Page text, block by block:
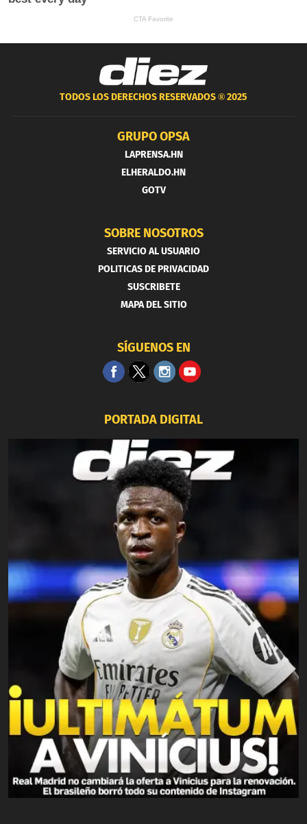
TODOS LOS DERECHOS RESERVADOS ®2025
GRUPO OPSA
LAPRENSA.HN
ELHERALDO.HN
GOTV
SOBRE NOSOTROS
SERVICIO AL USUARIO
POLITICAS DE PRIVACIDAD
SUSCRIBETE
MAPA DEL SITIO
SÍGUENOS EN
PORTADA DIGITAL